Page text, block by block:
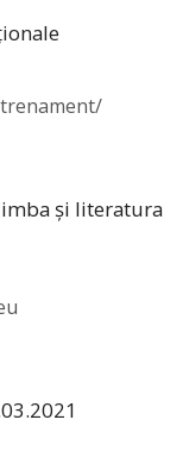
și literatura